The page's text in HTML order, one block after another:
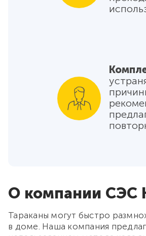
О компании СЭС
Тараканы могут быстро
в доме. Наша компания